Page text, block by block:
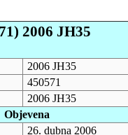
2006 JH35
2006 JH35
450571
2006 JH35
Objevena
26. dubna 2006